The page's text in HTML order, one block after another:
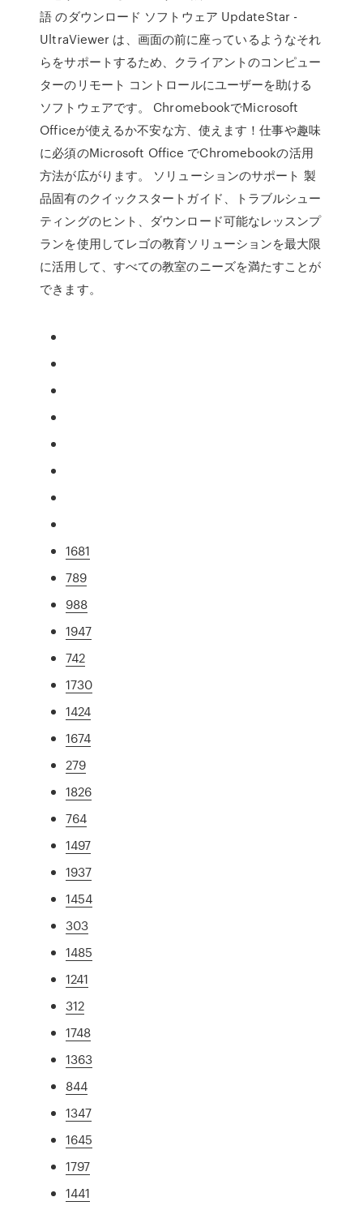
語 のダウンロード ソフトウェア UpdateStar -
UltraViewer は、画面の前に座っているようなそれ
らをサポートするため、クライアントのコンピュー
ターのリモート コントロールにユーザーを助ける
ソフトウェアです。 ChromebookでMicrosoft
Officeが使えるか不安な方、使えます！仕事や趣味
に必須のMicrosoft Office でChromebookの活用
方法が広がります。 ソリューションのサポート 製
品固有のクイックスタートガイド、トラブルシュー
ティングのヒント、ダウンロード可能なレッスンプ
ランを使用してレゴの教育ソリューションを最大限
に活用して、すべての教室のニーズを満たすことが
できます。
1681
789
988
1947
742
1730
1424
1674
279
1826
764
1497
1937
1454
303
1485
1241
312
1748
1363
844
1347
1645
1797
1441